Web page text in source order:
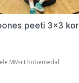
peeti 3×3